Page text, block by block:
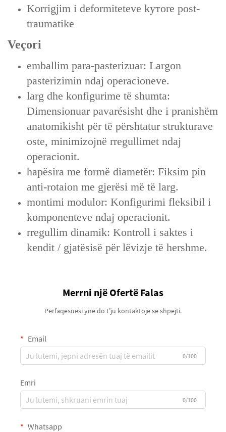
Korrigjim i deformiteteve kутore post-
traumatike
Veçori
emballim para-pasterizuar: Largon
pasterizimin ndaj operacioneve.
larg dhe konfigurime të shumta:
Dimensionuar pavarésisht dhe i pranishëm
anatomikisht për të përshtatur strukturave
oste, minimizojnë rregullimet ndaj
operacionit.
hapësira me formë diametër: Fiksim pin
anti-rotaion me gjerësi më të larg.
montimi modulor: Konfigurimi fleksibil i
komponenteve ndaj operacionit.
rregullim dinamik: Kontroll i saktes i
kendit / gjatësisë për lëvizje të hershme.
Merrni një Ofertë Falas
Përfaqësuesi ynë do t’ju kontaktojë së shpejti.
Email
0/100
Emri
0/100
Whatsapp